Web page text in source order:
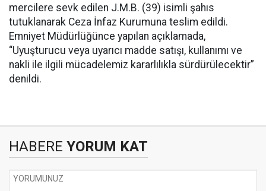
mercilere sevk edilen J.M.B. (39) isimli şahıs
tutuklanarak Ceza İnfaz Kurumuna teslim edildi.
Emniyet Müdürlüğünce yapılan açıklamada,
“Uyuşturucu veya uyarıcı madde satışı, kullanımı ve
nakli ile ilgili mücadelemiz kararlılıkla sürdürülecektir”
denildi.
HABERE YORUM KAT